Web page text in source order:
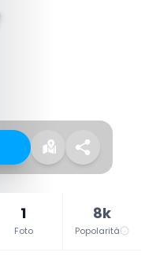
1
Foto
8k
Popolarità